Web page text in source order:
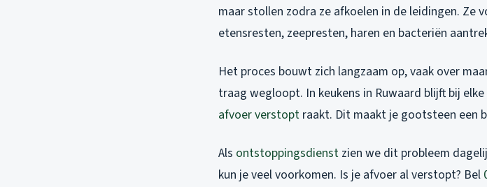
maar stollen zodra ze afkoelen in de leidingen. Ze
etensresten, zeepresten, haren en bacteriën
Het proces bouwt zich langzaam op, vaak over
traag wegloopt. In keukens in Ruwaard blijft bij
afvoer verstopt raakt. Dit maakt je gootsteen een
Als ontstoppingsdienst zien we dit probleem
kun je veel voorkomen. Is je afvoer al verstopt? Bel